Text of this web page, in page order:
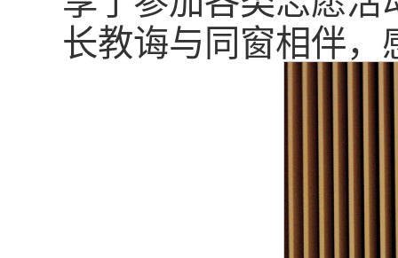
长教诲与同窗相伴